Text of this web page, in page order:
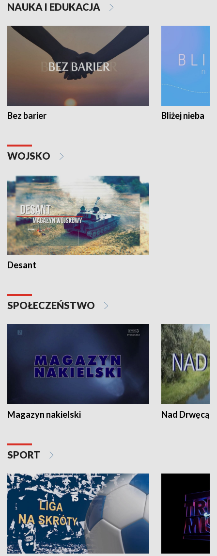
NAUKA I EDUKACJA
Bez barier Bliżej nieba
WOJSKO
Desant
SPOŁECZEŃSTWO
Magazyn nakielski Nad Drwęcą
SPORT